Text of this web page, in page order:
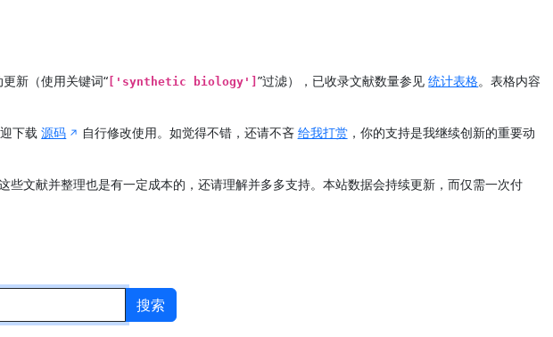
更新（使用关键词“ ['synthetic biology']”过滤），已收录文献数量参见统计表格。表格内容
下载源码 自行修改使用。如觉得不错，还请不吝 给我打赏，你的支持是我继续创新的重要动
些文献并整理也是有一定成本的，还请理解并多多支持。本站数据会持续更新，而仅需一次付
搜索